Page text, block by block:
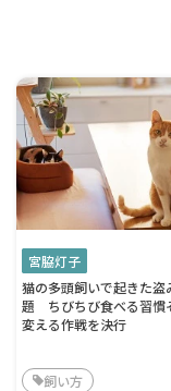
宮脇灯子
猫の多頭飼いで起きた盗
題 ちびちび食べる習慣
変える作戦を決行
飼い方